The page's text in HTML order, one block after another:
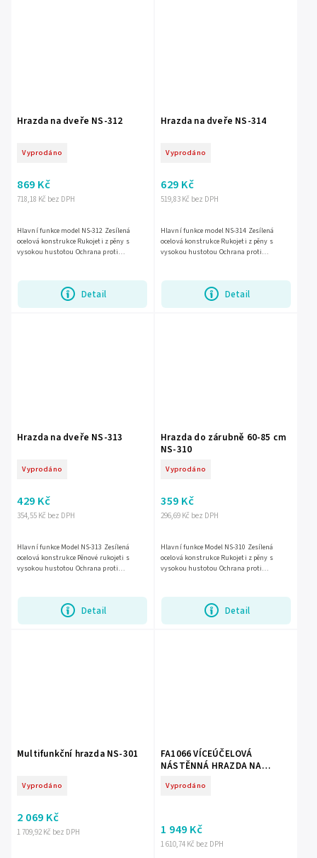
Hrazda na dveře NS-312
Vyprodáno
718,18 Kč bez DPH
869 Kč
Detail
Hlavní funkce model NS-312 Zesílená
ocelová konstrukce Rukojeti z pěny s
vysokou hustotou Ochrana proti
Hrazda na dveře NS-314
Vyprodáno
519,83 Kč bez DPH
629 Kč
Detail
Hlavní funkce model NS-314 Zesílená
ocelová konstrukce Rukojeti z pěny s
vysokou hustotou Ochrana proti
Hrazda na dveře NS-313
Vyprodáno
354,55 Kč bez DPH
429 Kč
Detail
Hlavní funkce Model NS-313 Zesílená
ocelová konstrukce Pěnové rukojeti s
vysokou hustotou Ochrana proti
Hrazda do zárubně 60-85 cm
NS-310
Vyprodáno
296,69 Kč bez DPH
359 Kč
Detail
Hlavní funkce Model NS-310 Zesílená
ocelová konstrukce Rukojeti z pěny s
vysokou hustotou Ochrana proti
Multifunkční hrazda NS-301
Vyprodáno
1 709,92 Kč bez DPH
2 069 Kč
FA1066 VÍCEÚČELOVÁ
NÁSTĚNNÁ HRAZDA NA
Vyprodáno
1 610,74 Kč bez DPH
1 949 Kč